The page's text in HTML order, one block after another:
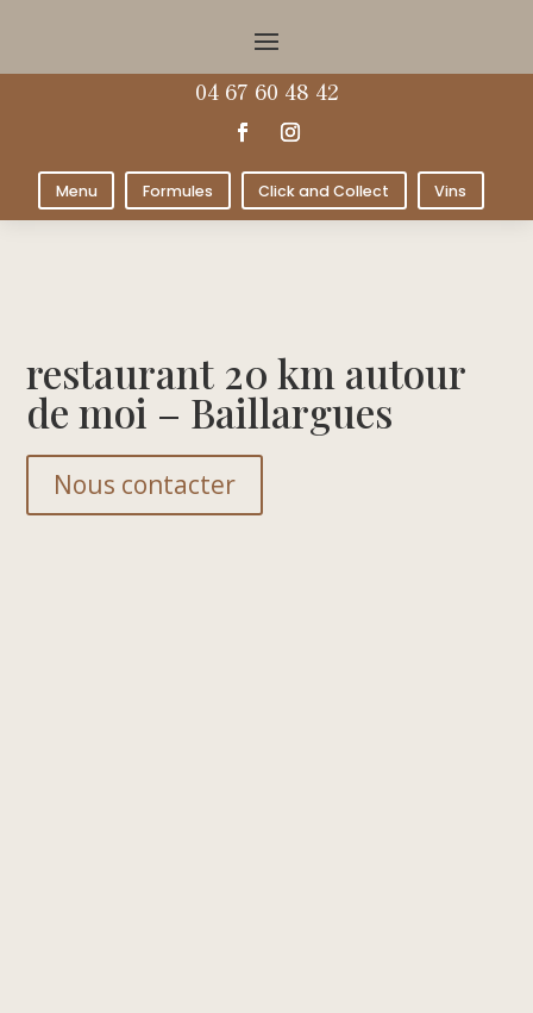
04 67 60 48 42
Menu Formules Click and Collect Vins
restaurant 20 km autour
de moi – Baillargues
Nous contacter